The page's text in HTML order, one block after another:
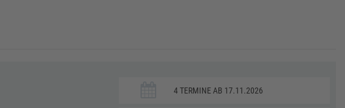
4 TERMINE AB 17.11.2026